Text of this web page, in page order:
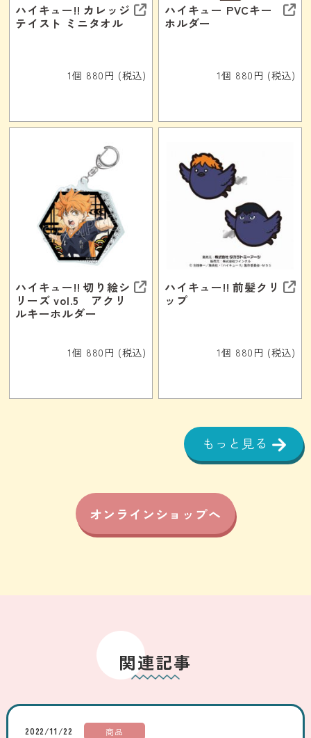
ハイキュー!! カレッジ
テイスト ミニタオル
1個 880円 (税込)
ハイキュー PVCキー
ホルダー
1個 880円 (税込)
ハイキュー!! 切り絵シ
リーズ vol.5 アクリ
ルキーホルダー
1個 880円 (税込)
ハイキュー!! 前髪クリ
ップ
1個 880円 (税込)
もっと見る
オンラインショップへ
関連記事
2022/11/22 商品